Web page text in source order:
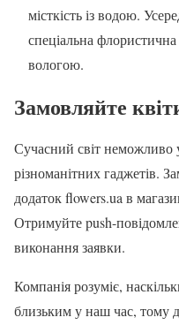
місткість із водою.
спеціальна
вологою.
Замовляйте
Сучасний світ неможливо
різноманітних гаджетів.
додаток flowers.ua в
Отримуйте push-
виконання заявки.
Компанія розуміє,
близьким у наш час, тому